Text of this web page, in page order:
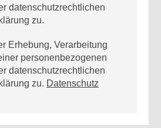
datenschutzrechtlichen
zu.
Erhebung, Verarbeitung
personenbezogenen
datenschutzrechtlichen
zu. Datenschutz